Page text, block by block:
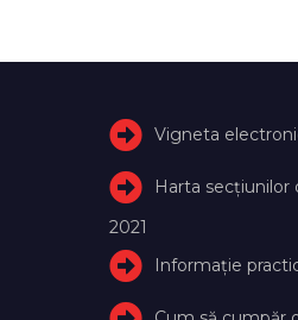
Vigneta
Harta secțiunilor
2021
Informație